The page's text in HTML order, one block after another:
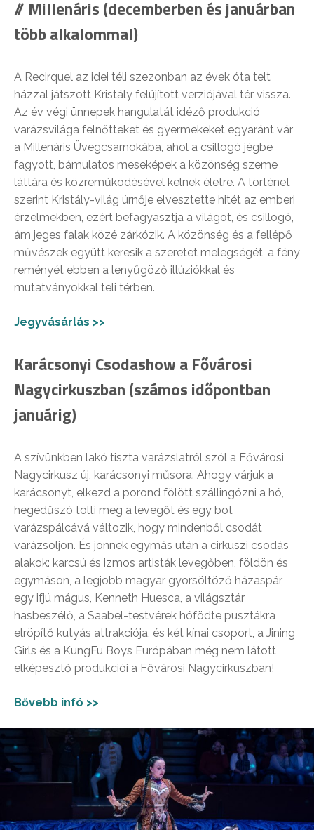
// Millenáris (decemberben és januárban
több alkalommal)
A Recirquel az idei téli szezonban az évek óta telt
házzal játszott Kristály felújított verziójával tér vissza.
Az év végi ünnepek hangulatát idéző produkció
varázsvilága felnőtteket és gyermekeket egyaránt vár
a Millenáris Üvegcsarnokába, ahol a csillogó jégbe
fagyott, bámulatos meseképek a közönség szeme
láttára és közreműködésével kelnek életre. A történet
szerint Kristály-világ úrnője elvesztette hitét az emberi
érzelmekben, ezért befagyasztja a világot, és csillogó,
ám jeges falak közé zárkózik. A közönség és a fellépő
művészek együtt keresik a szeretet melegségét, a fény
reményét ebben a lenyűgöző illúziókkal és
mutatványokkal teli térben.
Jegyvásárlás >>
Karácsonyi Csodashow a Fővárosi
Nagycirkuszban (számos időpontban
januárig)
A szívünkben lakó tiszta varázslatról szól a Fővárosi
Nagycirkusz új, karácsonyi műsora. Ahogy várjuk a
karácsonyt, elkezd a porond fölött szállingózni a hó,
hegedűszó tölti meg a levegőt és egy bot
varázspálcává változik, hogy mindenből csodát
varázsoljon. És jönnek egymás után a cirkuszi csodás
alakok: karcsú és izmos artisták levegőben, földön és
egymáson, a legjobb magyar gyorsöltöző házaspár,
egy ifjú mágus, Kenneth Huesca, a világsztár
hasbeszélő, a Saabel-testvérek hófödte pusztákra
elröpítő kutyás attrakciója, és két kínai csoport, a Jining
Girls és a KungFu Boys Európában még nem látott
elképesztő produkciói a Fővárosi Nagycirkuszban!
Bővebb infó >>